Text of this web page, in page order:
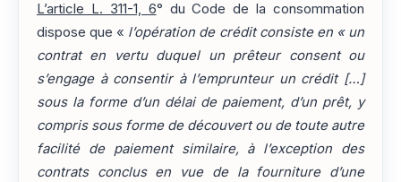
L’article L. 311-1, 6° du Code de la consommation
dispose que « l’opération de crédit consiste en « un
contrat en vertu duquel un prêteur consent ou
s’engage à consentir à l’emprunteur un crédit […]
sous la forme d’un délai de paiement, d’un prêt, y
compris sous forme de découvert ou de toute autre
facilité de paiement similaire, à l’exception des
contrats conclus en vue de la fourniture d’une